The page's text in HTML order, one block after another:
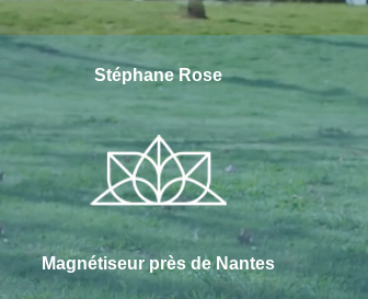
Stéphane Rose
Magnétiseur près de Nantes